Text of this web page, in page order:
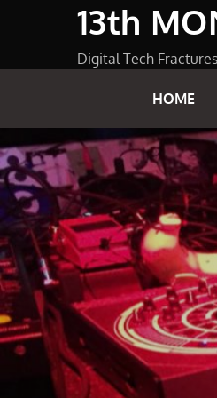
13th
Digital Tech Fractures
HOME